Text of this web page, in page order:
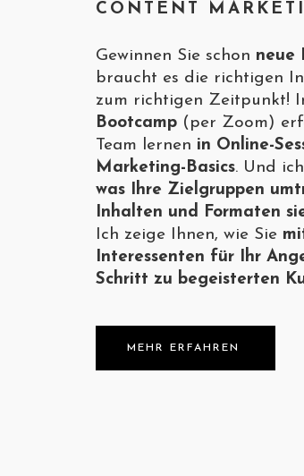
CONTENT
Gewinnen Sie schon neue
braucht es die richtigen
zum richtigen Zeitpunkt!
Bootcamp (per Zoom)
Team lernen in Online-
Marketing-Basics. Und
was Ihre Zielgruppen
Inhalten und Formaten
Ich zeige Ihnen, wie Sie
Interessenten für Ihr
Schritt zu begeisterten
MEHR ERFAHREN